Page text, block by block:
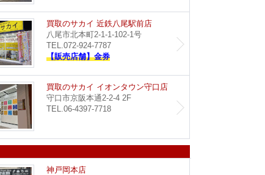
Dream イオンタウン豊中緑丘店
買取のサカイ 近鉄八尾駅前店
八尾市北本町2-1-1-102-1号
TEL.072-924-7787
【販売店舗】金券
買取のサカイ イズミヤ八尾店
買取のサカイ イオンタウン守口店
守口市京阪本通2-2-4 2F
TEL.06-4397-7718
イオンモール神戸南店
神戸岡本店